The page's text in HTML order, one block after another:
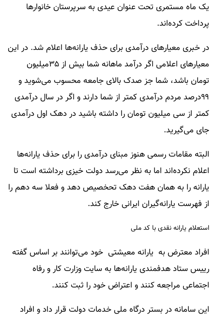
یک ماه مستمری تحت عنوان عیدی به سرپرستان خانوارها
پرداخت کرده‌اند.
در خبری معیارهای درآمدی برای حذف یارانه‌ها اعلام شد. در این
معیارهای اعلامی اگر درآمد ماهانه شما بیش از ۳۵میلیون
تومان باشد، شما جز صدک بالای جامعه محسوب می‌شوید و
۹۹درصد مردم درآمدی کمتر از شما دارند و اگر در سال درآمدی
کمتر از سی میلیون تومان را داشته باشید در دهک اول درآمدی
جای می‌گیرید.
البته مقامات رسمی هنوز مبنای درآمدی را برای حذف یارانه‌ها
اعلام نکرده‌اند اما به نظر می‌رسد دولت خیزی برداشته است تا
یارانه را به همان هفت دهک تحخصیص دهد و فعلا سه دهم را
از فهرست یارانه‌گیران ایرانی خارج کند.
استعلام یارانه نقدی با کد ملی
افراد معترض به یارانه معیشتی خود می‌توانند بر اساس گفته
رییس ستاد هدفمندی یارانه‌ها به سایت وزارت کار و رفاه
اجتماعی مراجعه کنند و اعتراض خود را ثبت کنند.
این سامانه در بستر درگاه ملی خدمات دولت قرار داد و افراد